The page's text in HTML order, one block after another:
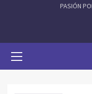
PASIÓN
Menu